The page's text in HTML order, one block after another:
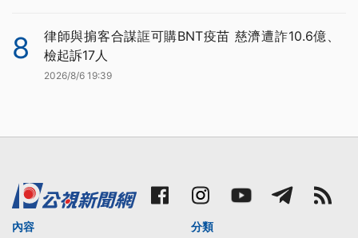
8
律師與掮客合謀誆可購BNT疫苗 慈濟遭詐10.6億、
檢起訴17人
2026/8/6 19:39
內容
分類